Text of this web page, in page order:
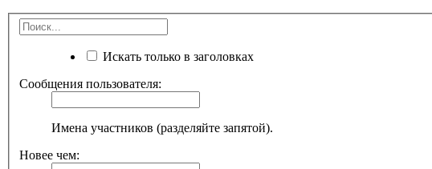
Искать только в заголовках
Сообщения пользователя:
Имена участников (разделяйте запятой).
Новее чем: